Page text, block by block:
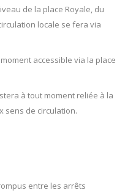
de la place Royale, du
locale se fera via
accessible via la place
à tout moment reliée à la
sens de circulation.
entre les arrêts